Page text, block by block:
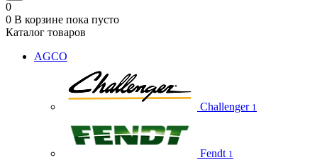
0
0 В корзине пока пусто
Каталог товаров
AGCO
Challenger 1
Fendt 1